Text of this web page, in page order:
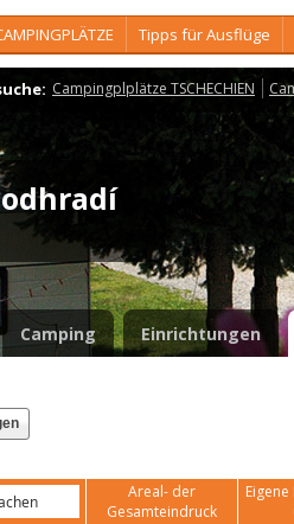
Tipps für Ausflüge
Campingplplätze TSCHECHIEN
Camping Einrichtungen
Areal- der
Gesamteindruck